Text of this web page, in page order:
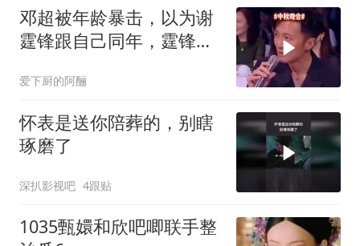
邓超被年龄暴击，以为谢
霆锋跟自己同年，霆锋：
爱下厨的阿酾
怀表是送你陪葬的，别瞎
琢磨了
深扒影视吧 4跟贴
1035甄嬛和欣吧唧联手整